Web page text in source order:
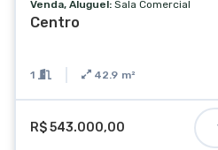
Venda, Aluguel: Sala Comercial
Centro
1 42.9 m²
R$ 543.000,00